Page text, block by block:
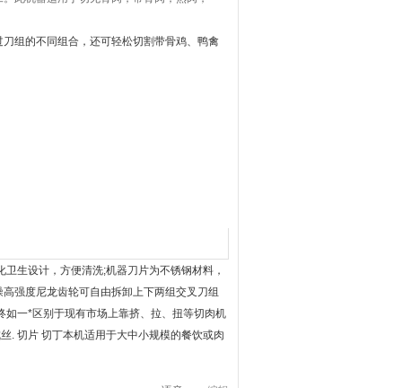
组的不同组合，还可轻松切割带骨鸡、鸭禽
生设计，方便清洗;机器刀片为不锈钢材料，
强度尼龙齿轮可自由拆卸上下两组交叉刀组
一*区别于现有市场上靠挤、拉、扭等切肉机
. 切片 切丁本机适用于大中小规模的餐饮或肉